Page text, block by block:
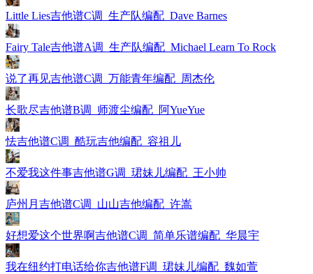
Little Lies吉他谱C调_生产队编配_Dave Barnes
Fairy Tale吉他谱A调_生产队编配_Michael Learn To Rock
说了再见吉他谱C调_万能青年编配_周杰伦
长歌尽吉他谱B调_师渡尘编配_阿YueYue
怯吉他谱C调_酷玩吉他编配_容祖儿
不爱我这件事吉他谱G调_珺妹儿编配_王小帅
庐州月吉他谱C调_山山吉他编配_许嵩
好想爱这个世界啊吉他谱C调_简单乐谱编配_华晨宇
我在纽约打电话给你吉他谱F调_珺妹儿编配_魏如萱